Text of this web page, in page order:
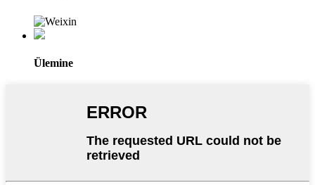
Ülemine